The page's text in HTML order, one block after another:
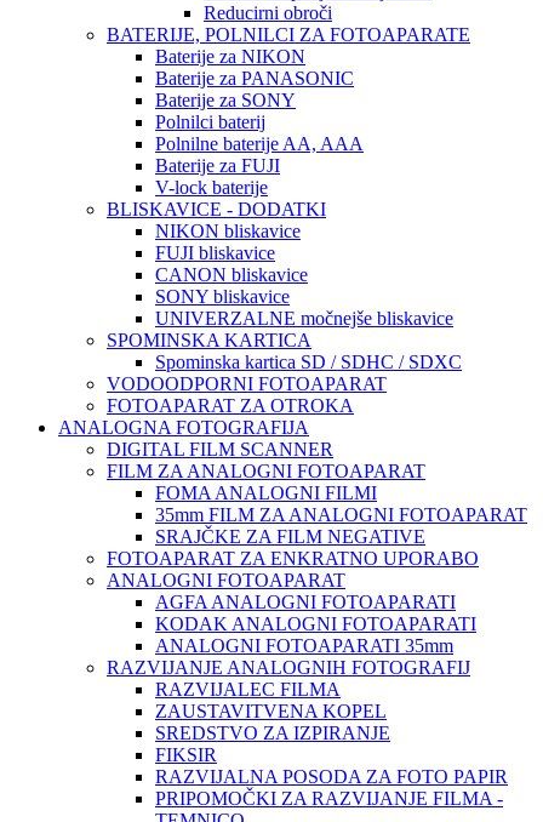
Reducirni obroči
BATERIJE, POLNILCI ZA FOTOAPARATE
Baterije za NIKON
Baterije za PANASONIC
Baterije za SONY
Polnilci baterij
Polnilne baterije AA, AAA
Baterije za FUJI
V-lock baterije
BLISKAVICE - DODATKI
NIKON bliskavice
FUJI bliskavice
CANON bliskavice
SONY bliskavice
UNIVERZALNE močnejše bliskavice
SPOMINSKA KARTICA
Spominska kartica SD / SDHC / SDXC
VODOODPORNI FOTOAPARAT
FOTOAPARAT ZA OTROKA
ANALOGNA FOTOGRAFIJA
DIGITAL FILM SCANNER
FILM ZA ANALOGNI FOTOAPARAT
FOMA ANALOGNI FILMI
35mm FILM ZA ANALOGNI FOTOAPARAT
SRAJČKE ZA FILM NEGATIVE
FOTOAPARAT ZA ENKRATNO UPORABO
ANALOGNI FOTOAPARAT
AGFA ANALOGNI FOTOAPARATI
KODAK ANALOGNI FOTOAPARATI
ANALOGNI FOTOAPARATI 35mm
RAZVIJANJE ANALOGNIH FOTOGRAFIJ
RAZVIJALEC FILMA
ZAUSTAVITVENA KOPEL
SREDSTVO ZA IZPIRANJE
FIKSIR
RAZVIJALNA POSODA ZA FOTO PAPIR
PRIPOMOČKI ZA RAZVIJANJE FILMA -